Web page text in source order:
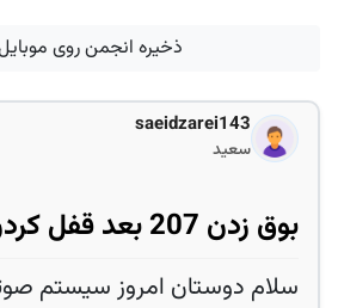
ذخیره انجمن روی
saeidzarei143
سعید
بوق زدن 207 بعد قفل کردن
سلام دوستان امروز سیستم